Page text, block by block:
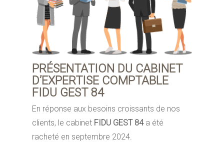
PRÉSENTATION DU CABINET
D’EXPERTISE COMPTABLE
FIDU GEST 84
En réponse aux besoins croissants de nos
clients, le cabinet FIDU GEST 84a été
racheté en septembre 2024.